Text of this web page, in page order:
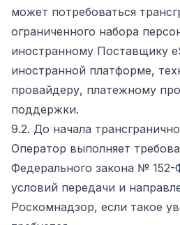
может потребоваться
ограниченного набора
иностранному Поставщику
иностранной платформе,
провайдеру, платежному
поддержки.
9.2. До начала
Оператор выполняет
Федерального закона №
условий передачи и
Роскомнадзор, если такое